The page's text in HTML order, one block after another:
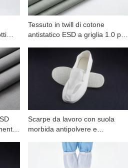
Tessuto in twill di cotone
antistatico ESD a griglia 1.0 per
Scarpe da lavoro con suola
morbida antipolvere e